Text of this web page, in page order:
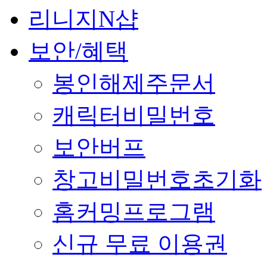
리니지N샵
보안/혜택
봉인해제주문서
캐릭터비밀번호
보안버프
창고비밀번호초기화
홈커밍프로그램
신규 무료 이용권